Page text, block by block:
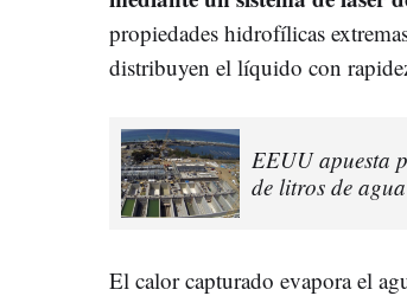
propiedades hidrofílicas
distribuyen el líquido con
EEUU apuesta
de litros de
El calor capturado evapora el